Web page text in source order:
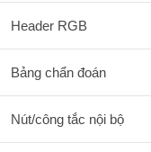
Header RGB
Bảng chẩn đoán
Nút/công tắc nội bộ